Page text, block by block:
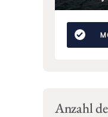
Anzahl